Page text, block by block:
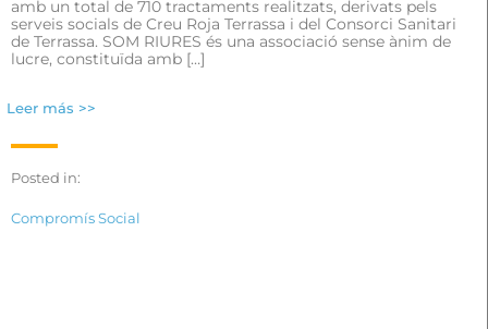
amb un total de 710 tractaments realitzats, derivats pels
serveis socials de Creu Roja Terrassa i del Consorci Sanitari
de Terrassa. SOM RIURES és una associació sense ànim de
lucre, constituïda amb […]
Leer más >>
Posted in:
Compromís Social